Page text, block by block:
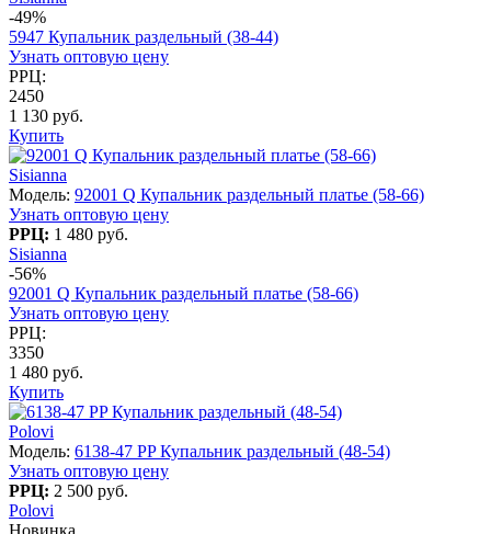
-49%
5947 Купальник раздельный (38-44)
Узнать оптовую цену
РРЦ:
2450
1 130 руб.
Купить
Sisianna
Модель: 92001 Q Купальник раздельный платье (58-66)
Узнать оптовую цену
РРЦ: 1 480 руб.
Sisianna
-56%
92001 Q Купальник раздельный платье (58-66)
Узнать оптовую цену
РРЦ:
3350
1 480 руб.
Купить
Polovi
Модель: 6138-47 PP Купальник раздельный (48-54)
Узнать оптовую цену
РРЦ: 2 500 руб.
Polovi
Новинка